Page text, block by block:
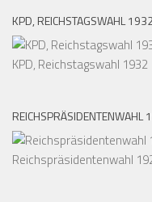
KPD, REICHSTAGSWAHL
KPD, Reichstagswahl 1932
REICHSPRÄSIDENTENWAHL
Reichspräsidentenwahl